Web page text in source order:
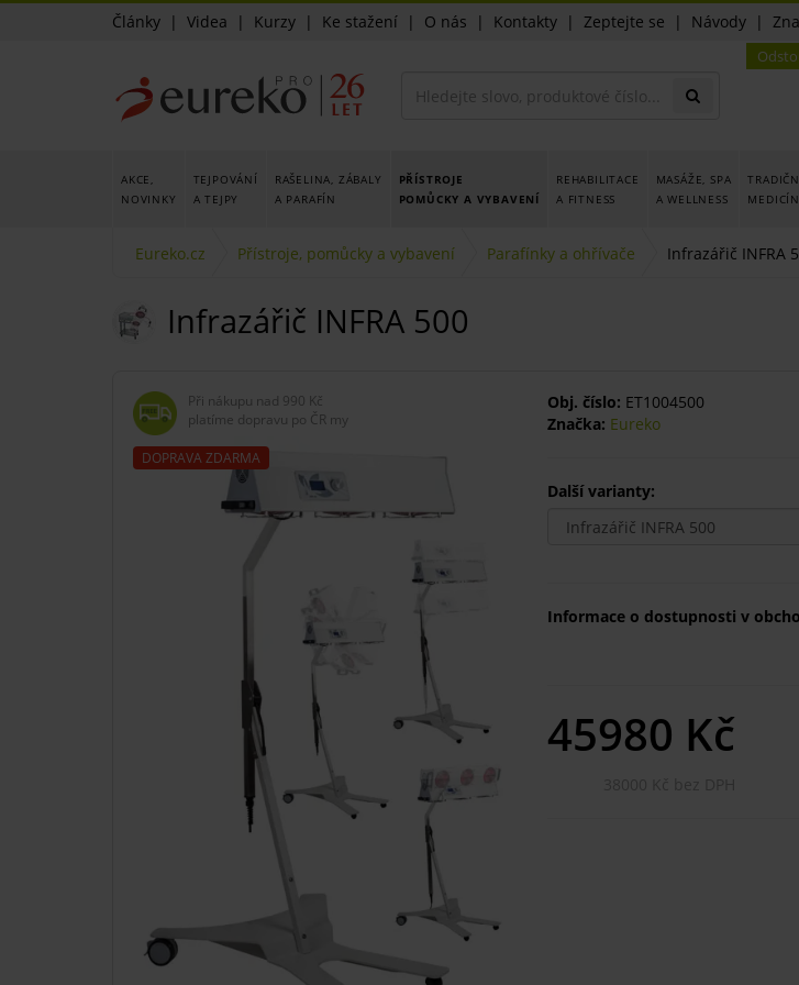
Články | Videa | Kurzy | Ke stažení | O nás | Kontakty | Zeptejte se | Návody |
AKCE,
NOVINKY
TEJPOVÁNÍ
A TEJPY
RAŠELINA, ZÁBALY
A PARAFÍN
PŘÍSTROJE
POMŮCKY A VYBAVENÍ
REHABILITACE
A FITNESS
MASÁŽE, SPA
A WELLNESS
Eureko.cz Přístroje, pomůcky a vybavení Parafínky a ohřívače Infrazářič INFRA
Infrazářič INFRA 500
Při nákupu nad 990 Kč
platíme dopravu po ČR my
DOPRAVA ZDARMA
Obj. číslo: ET1004500
Značka: Eureko
Další varianty:
Informace o dostupnosti v
45980 Kč